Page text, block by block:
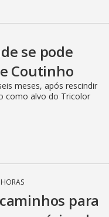
se pode
Coutinho
meses, após rescindir
como alvo do Tricolor
para